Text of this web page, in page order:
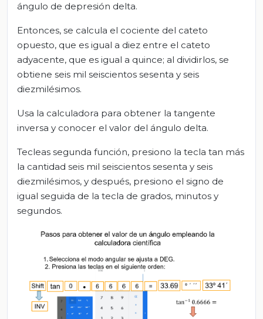
ángulo de depresión delta.
Entonces, se calcula el cociente del cateto
opuesto, que es igual a diez entre el cateto
adyacente, que es igual a quince; al dividirlos, se
obtiene seis mil seiscientos sesenta y seis
diezmilésimos.
Usa la calculadora para obtener la tangente
inversa y conocer el valor del ángulo delta.
Tecleas segunda función, presiono la tecla tan más
la cantidad seis mil seiscientos sesenta y seis
diezmilésimos, y después, presiono el signo de
igual seguida de la tecla de grados, minutos y
segundos.